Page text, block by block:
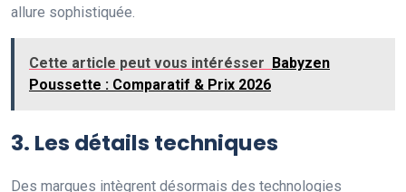
allure sophistiquée.
Cette article peut vous intérésser Babyzen
Poussette : Comparatif & Prix 2026
3. Les détails techniques
Des marques intègrent désormais des technologies